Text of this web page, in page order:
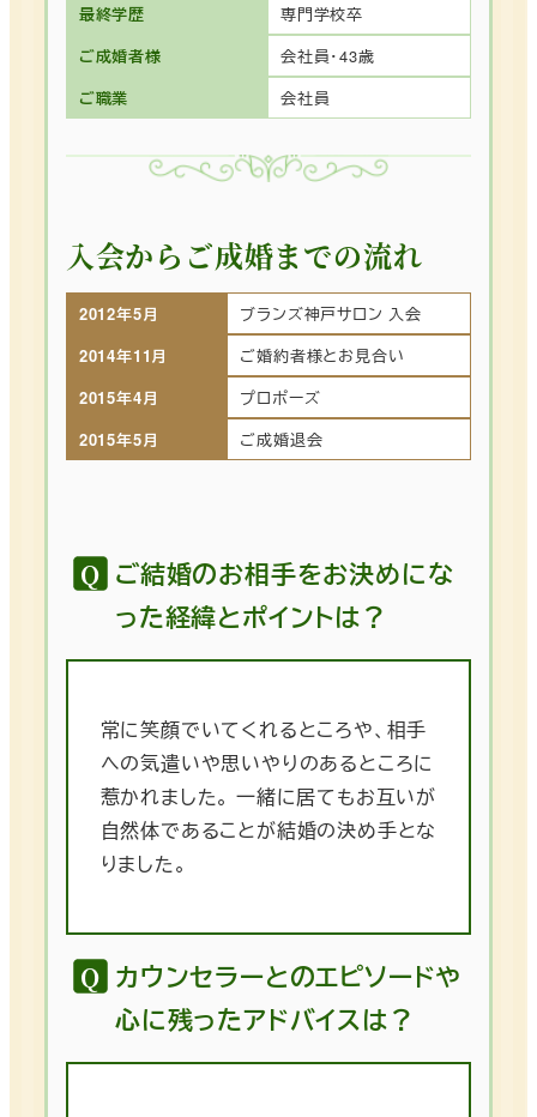
最終学歴
専門学校卒
ご成婚者様
会社員・43歳
ご職業
会社員
入会からご成婚までの流れ
2012年5月
ブランズ神戸サロン 入会
2014年11月
ご婚約者様とお見合い
2015年4月
プロポーズ
2015年5月
ご成婚退会
ご結婚のお相手をお決めにな
った経緯とポイントは？
常に笑顔でいてくれるところや、相手
への気遣いや思いやりのあるところに
惹かれました。 一緒に居てもお互いが
自然体であることが結婚の決め手とな
りました。
カウンセラーとのエピソードや
心に残ったアドバイスは？